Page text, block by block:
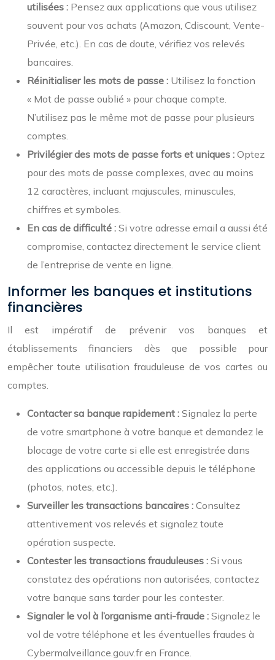
utilisées : Pensez aux applications que vous utilisez
souvent pour vos achats (Amazon, Cdiscount, Vente-
Privée, etc.). En cas de doute, vérifiez vos relevés
bancaires.
Réinitialiser les mots de passe : Utilisez la fonction
« Mot de passe oublié » pour chaque compte.
N’utilisez pas le même mot de passe pour plusieurs
comptes.
Privilégier des mots de passe forts et uniques : Optez
pour des mots de passe complexes, avec au moins
12 caractères, incluant majuscules, minuscules,
chiffres et symboles.
En cas de difficulté : Si votre adresse email a aussi été
compromise, contactez directement le service client
de l’entreprise de vente en ligne.
Informer les banques et institutions
financières
Il est impératif de prévenir vos banques et
établissements financiers dès que possible pour
empêcher toute utilisation frauduleuse de vos cartes ou
comptes.
Contacter sa banque rapidement : Signalez la perte
de votre smartphone à votre banque et demandez le
blocage de votre carte si elle est enregistrée dans
des applications ou accessible depuis le téléphone
(photos, notes, etc.).
Surveiller les transactions bancaires : Consultez
attentivement vos relevés et signalez toute
opération suspecte.
Contester les transactions frauduleuses : Si vous
constatez des opérations non autorisées, contactez
votre banque sans tarder pour les contester.
Signaler le vol à l’organisme anti-fraude : Signalez le
vol de votre téléphone et les éventuelles fraudes à
Cybermalveillance.gouv.fr en France.